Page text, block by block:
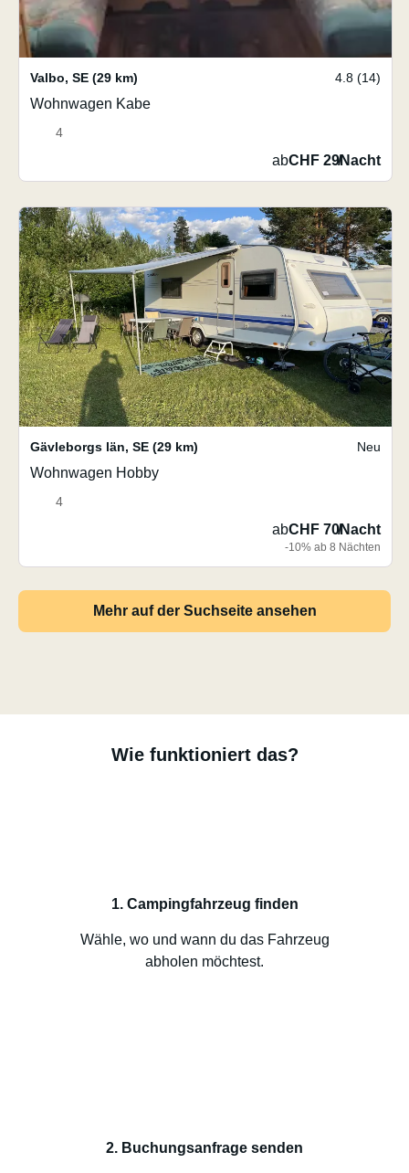
Valbo, SE (29 km) 4.8 (14)
Wohnwagen Kabe
4
abCHF 29/Nacht
Gävleborgs län, SE (29 km) Neu
Wohnwagen Hobby
4
abCHF 70/Nacht
-10% ab 8 Nächten
Mehr auf der Suchseite ansehen
Wie funktioniert das?
1. Campingfahrzeug finden
Wähle, wo und wann du das Fahrzeug
abholen möchtest.
2. Buchungsanfrage senden